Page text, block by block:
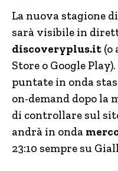
La nuova stagione di
sarà visibile in
discoveryplus.it (o
Store o Google
puntate in onda
on-demand dopo la
di controllare sul
andrà in onda
23:10 sempre su